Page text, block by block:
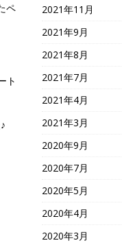
ペ
ト
2021年11月
2021年9月
2021年8月
2021年7月
2021年4月
2021年3月
2020年9月
2020年7月
2020年5月
2020年4月
2020年3月